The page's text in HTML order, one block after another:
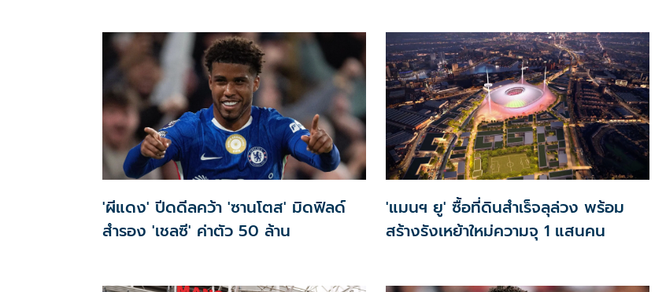
'ผีแดง' ปีดดีลคว้า 'ซานโตส' มิดฟิลด์
สำรอง 'เชลซี' ค่าตัว 50 ล้าน
'แมนฯ ยู' ซื้อที่ดินสำเร็จลุล่วง พร้อม
สร้างรังเหย้าใหม่ความจุ 1 แสนคน